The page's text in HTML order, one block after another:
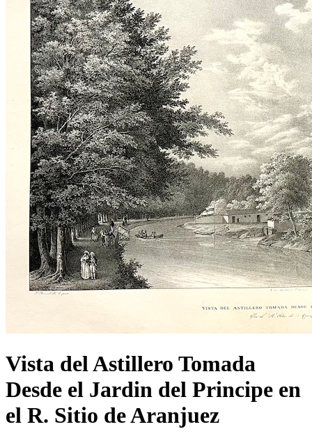
Vista del Astillero Tomada
Desde el Jardin del Principe en
el R. Sitio de Aranjuez